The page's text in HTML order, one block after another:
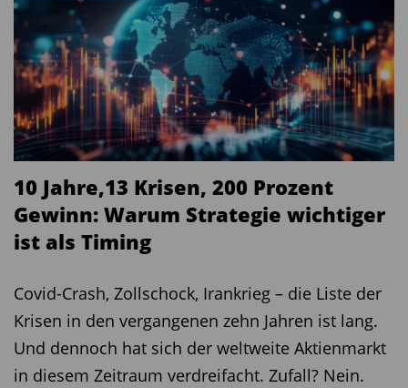
10 Jahre,13 Krisen, 200 Prozent
Gewinn: Warum Strategie wichtiger
ist als Timing
Covid-Crash, Zollschock, Irankrieg – die Liste der
Krisen in den vergangenen zehn Jahren ist lang.
Und dennoch hat sich der weltweite Aktienmarkt
in diesem Zeitraum verdreifacht. Zufall? Nein.